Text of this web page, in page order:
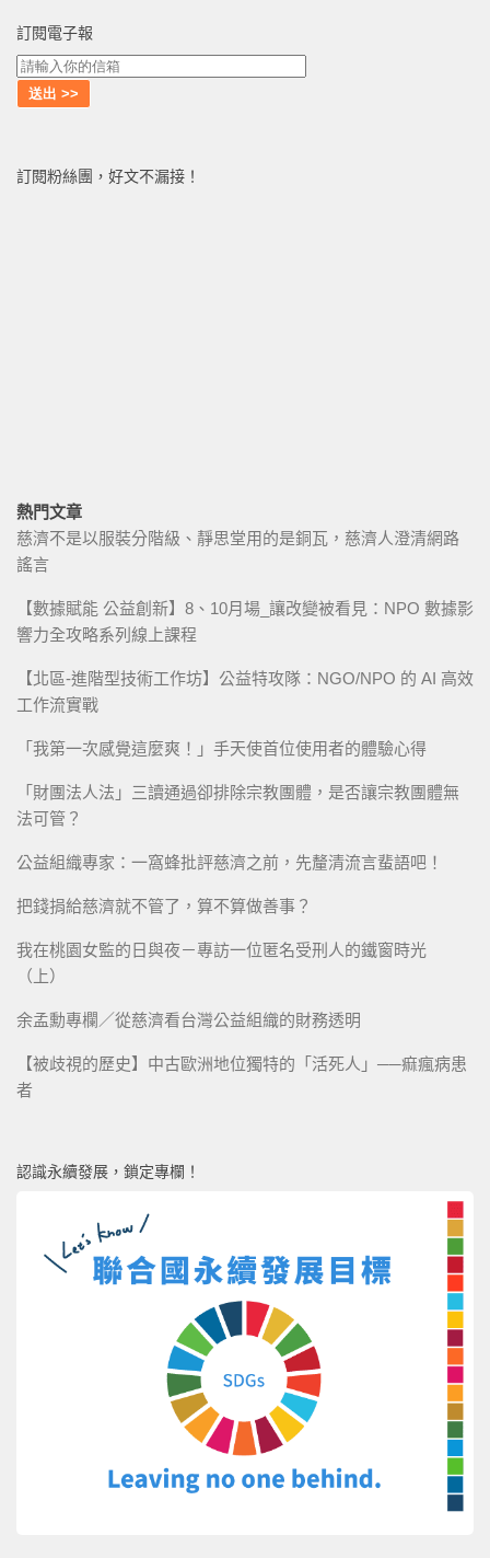
訂閱電子報
訂閱粉絲團，好文不漏接！
熱門文章
慈濟不是以服裝分階級、靜思堂用的是銅瓦，慈濟人澄清網路
謠言
【數據賦能 公益創新】8、10月場_讓改變被看見：NPO 數據影
響力全攻略系列線上課程
【北區-進階型技術工作坊】公益特攻隊：NGO/NPO 的 AI 高效
工作流實戰
「我第一次感覺這麼爽！」手天使首位使用者的體驗心得
「財團法人法」三讀通過卻排除宗教團體，是否讓宗教團體無
法可管？
公益組織專家：一窩蜂批評慈濟之前，先釐清流言蜚語吧！
把錢捐給慈濟就不管了，算不算做善事？
我在桃園女監的日與夜－專訪一位匿名受刑人的鐵窗時光
（上）
余孟勳專欄／從慈濟看台灣公益組織的財務透明
【被歧視的歷史】中古歐洲地位獨特的「活死人」──痲瘋病患
者
認識永續發展，鎖定專欄！